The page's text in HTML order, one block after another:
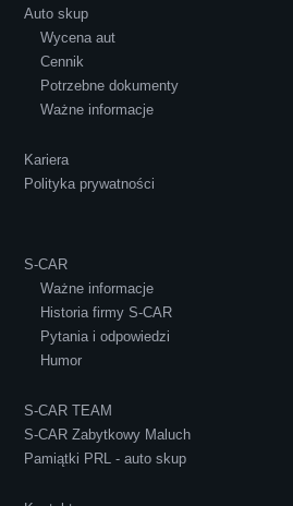
Auto skup
Wycena aut
Cennik
Potrzebne dokumenty
Ważne informacje
Kariera
Polityka prywatności
S-CAR
Ważne informacje
Historia firmy S-CAR
Pytania i odpowiedzi
Humor
S-CAR TEAM
S-CAR Zabytkowy Maluch
Pamiątki PRL - auto skup